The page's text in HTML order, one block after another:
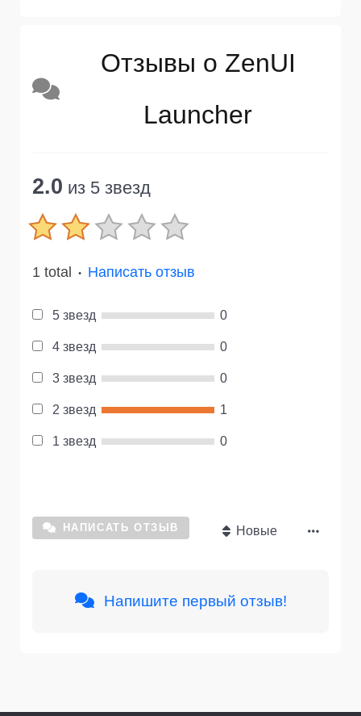
Отзывы о ZenUI
Launcher
2.0 из 5 звезд
1 total ● Написать отзыв
5 звезд 0
4 звезд 0
3 звезд 0
2 звезд 1
1 звезд 0
НАПИСАТЬ ОТЗЫВ Новые
Напишите первый отзыв!